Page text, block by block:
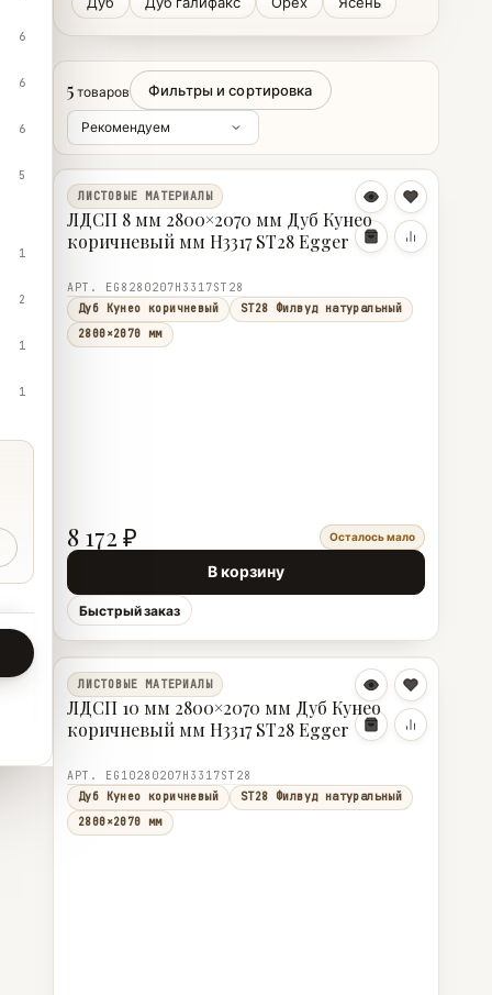
6
6
6
5
1
2
1
1
5 товаров Фильтры и сортировка
ЛИСТОВЫЕ МАТЕРИАЛЫ
ЛДСП 8 мм 2800×2070 мм Дуб Кунео
коричневый мм H3317 ST28 Egger
АРТ. EG8280207H3317ST28
Дуб Кунео коричневый
ST28 Филвуд натуральный
2800×2070 мм
8 172 ₽ Осталось мало
В корзину
Быстрый заказ
ЛИСТОВЫЕ МАТЕРИАЛЫ
ЛДСП 10 мм 2800×2070 мм Дуб Кунео
коричневый мм H3317 ST28 Egger
АРТ. EG10280207H3317ST28
Дуб Кунео коричневый
ST28 Филвуд натуральный
2800×2070 мм